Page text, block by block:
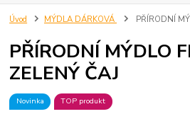
Úvod MÝDLA DÁRKOVÁ PŘÍRODNÍ
PŘÍRODNÍ MÝDLO
ZELENÝ ČAJ
Novinka TOP produkt